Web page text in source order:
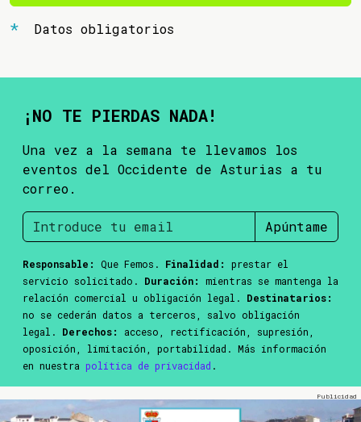
Datos obligatorios
¡NO TE PIERDAS NADA!
Una vez a la semana te llevamos los
eventos del Occidente de Asturias a tu
correo.
Apúntame
Responsable: Que Femos. Finalidad:
prestar el
servicio solicitado. Duración:
mientras se mantenga la
relación comercial u obligación legal. Destinatarios:
no se cederán datos a terceros, salvo obligación
legal. Derechos:
acceso, rectificación, supresión,
oposición, limitación, portabilidad. Más información
en nuestra política de privacidad .